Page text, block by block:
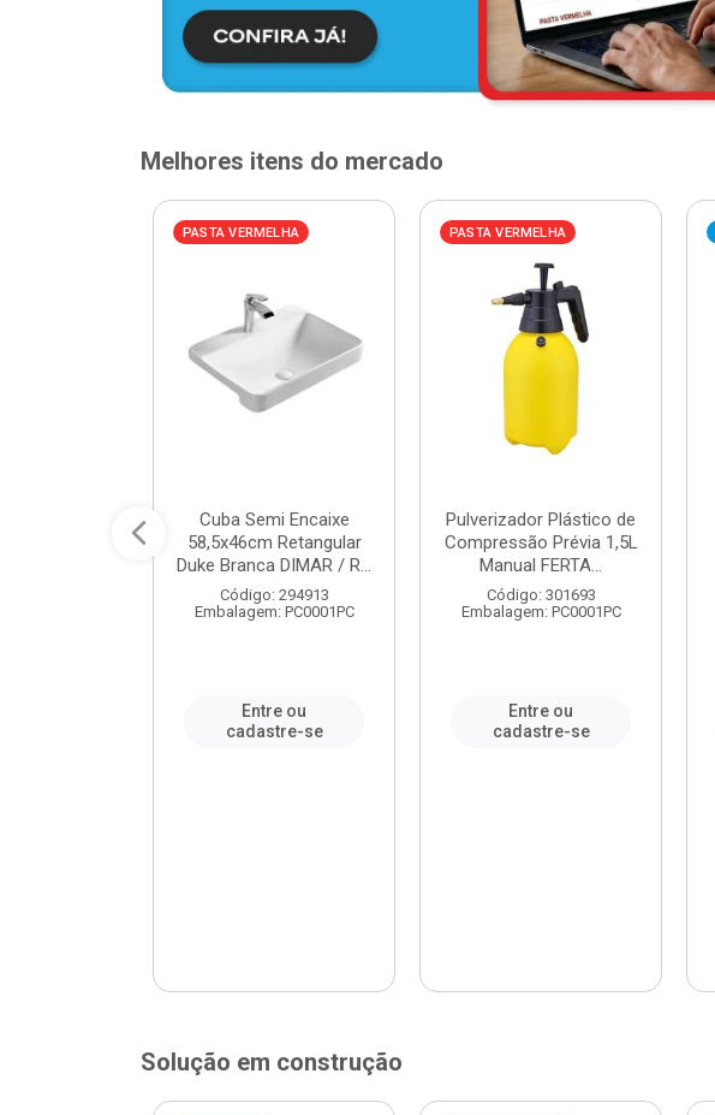
Melhores itens do mercado
PASTA VERMELHA
Cuba Semi Encaixe
58,5x46cm Retangular
Duke Branca DIMAR / R...
Código: 294913
Embalagem: PC0001PC
Entre ou
cadastre-se
PASTA VERMELHA
Pulverizador Plástico de
Compressão Prévia 1,5L
Manual FERTA...
Código: 301693
Embalagem: PC0001PC
Entre ou
cadastre-se
Solução em construção